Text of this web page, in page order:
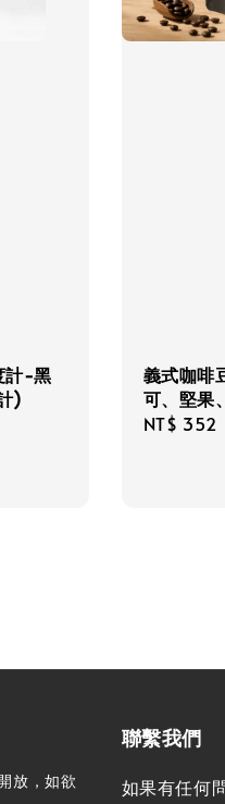
計-黑
)
義式咖啡
可、堅果
Sale
NT$ 352
放，如欲
聯繫我們
如果有任何